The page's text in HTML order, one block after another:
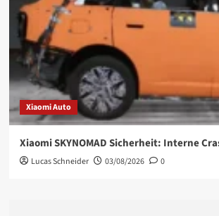
Xiaomi Auto
Xiaomi SKYNOMAD Sicherheit: Interne
Lucas Schneider 03/08/2026 0